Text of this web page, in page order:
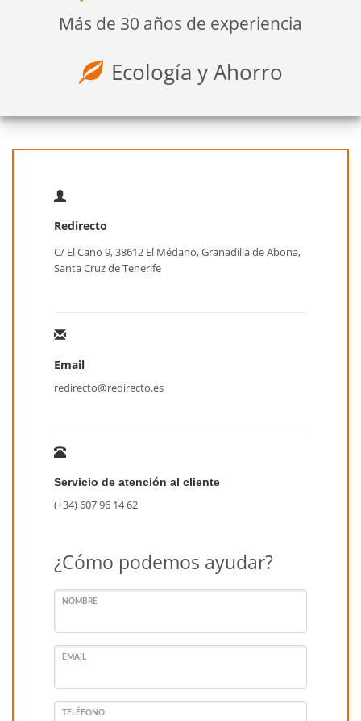
Más de 30 años de experiencia
Ecología y Ahorro
Redirecto
C/ El Cano 9, 38612 El Médano, Granadilla de Abona,
Santa Cruz de Tenerife
Email
redirecto@redirecto.es
Servicio de atención al cliente
(+34) 607 96 14 62
¿Cómo podemos ayudar?
NOMBRE
EMAIL
TELÉFONO